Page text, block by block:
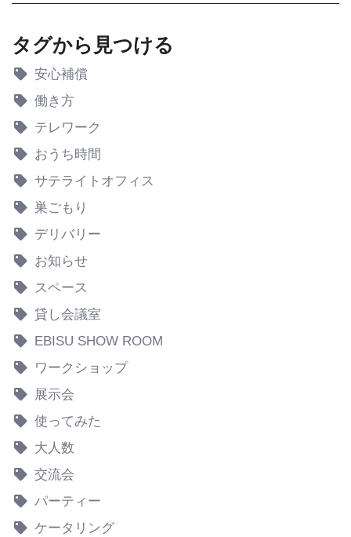
タグから見つける
安心補償
働き方
テレワーク
おうち時間
サテライトオフィス
巣ごもり
デリバリー
お知らせ
スペース
貸し会議室
EBISU SHOW ROOM
ワークショップ
展示会
使ってみた
大人数
交流会
パーティー
ケータリング